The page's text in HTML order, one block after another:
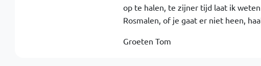
op te halen, te zijner tijd laat ik
Rosmalen, of je gaat er niet heen,
Groeten Tom